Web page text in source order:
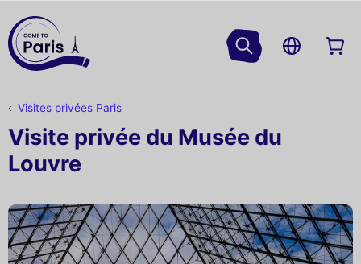
Visites privées Paris
Visite privée du Musée du
Louvre